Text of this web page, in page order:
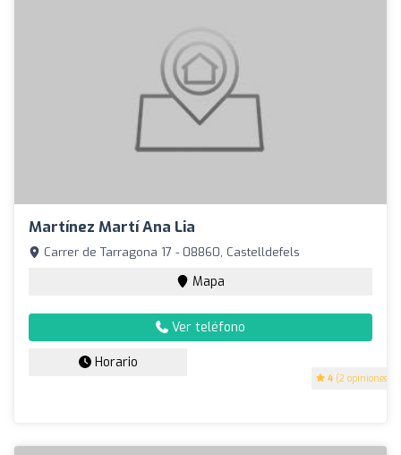
Martínez Martí Ana Lia
4 (2 opiniones)
Carrer de Tarragona 17 - 08860, Castelldefels
Mapa
Ver teléfono
Horario